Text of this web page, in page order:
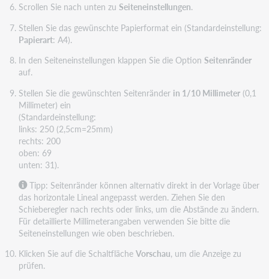
Scrollen Sie nach unten zu Seiteneinstellungen.
Stellen Sie das gewünschte Papierformat ein (Standardeinstellung:
Papierart: A4).
In den Seiteneinstellungen klappen Sie die Option Seitenränder
auf.
Stellen Sie die gewünschten Seitenränder in 1/10 Millimeter(0,1
Millimeter) ein
(Standardeinstellung:
links: 250 (2,5cm=25mm)
rechts: 200
oben: 69
unten: 31).
Tipp: Seitenränder können alternativ direkt in der Vorlage über
das horizontale Lineal angepasst werden. Ziehen Sie den
Schieberegler nach rechts oder links, um die Abstände zu ändern.
Für detaillierte Millimeterangaben verwenden Sie bitte die
Seiteneinstellungen wie oben beschrieben.
Klicken Sie auf die Schaltfläche Vorschau, um die Anzeige zu
prüfen.